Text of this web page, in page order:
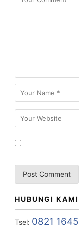
HUBUNGI KAMI
Tsel: 0821